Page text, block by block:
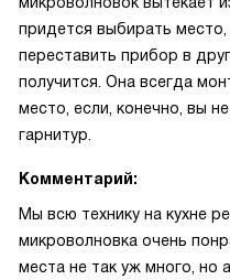
придется выбирать
переставить прибор в
получится. Она всегда
место, если, конечно, вы
гарнитур.
Комментарий:
Мы всю технику на кухне
микроволновка очень
места не так уж много, но